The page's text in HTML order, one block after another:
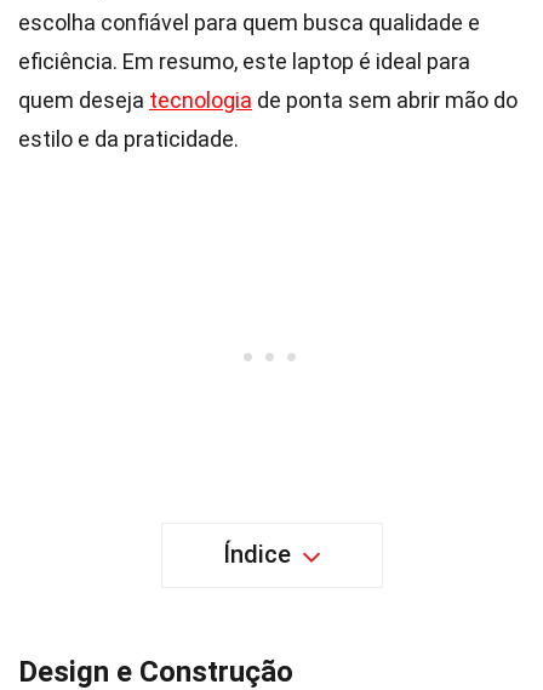
escolha confiável para quem busca qualidade e
eficiência. Em resumo, este laptop é ideal para
quem deseja tecnologia de ponta sem abrir mão do
estilo e da praticidade.
Índice
Design e Construção